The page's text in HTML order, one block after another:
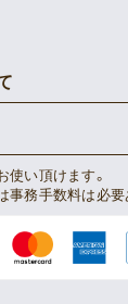
使い頂けます。
事務手数料は必要